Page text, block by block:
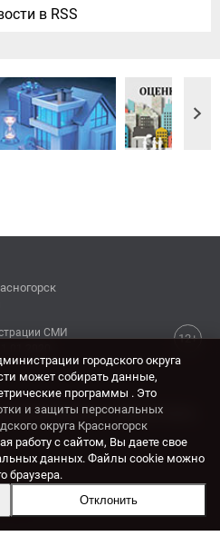
в RSS
12+
СМИ
область, г. Красногорск,
городского округа
может собирать данные,
программы . Это
и защиты персональных
округа Красногорск
работу с сайтом, Вы даете свое
данных. Файлы cookie можно
браузера.
Отклонить